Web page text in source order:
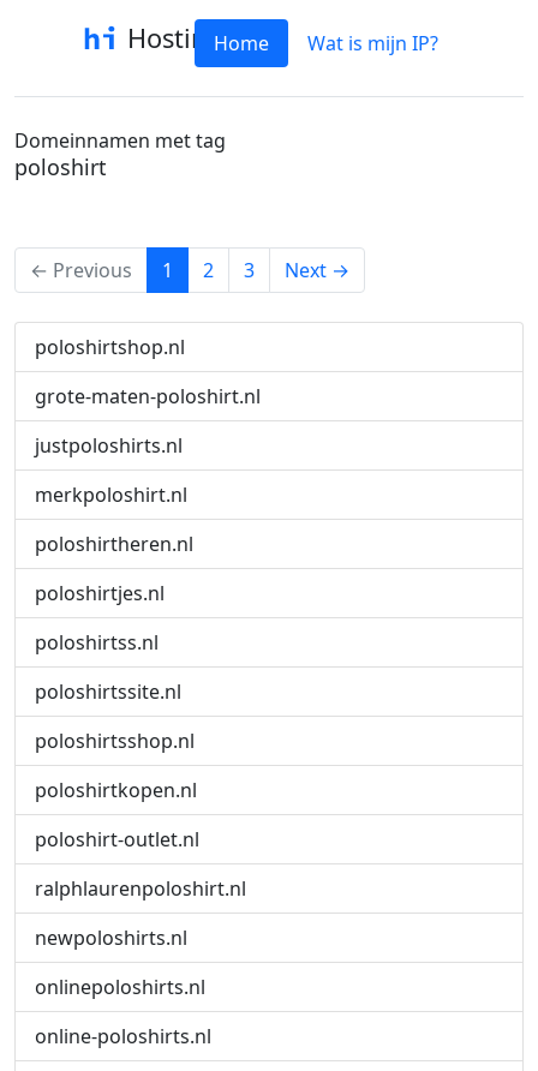
HostinfoHome Wat is mijn IP?
Domeinnamen met tag
poloshirt
← Previous 1 (current)
2 3 Next →
poloshirtshop.nl
grote-maten-poloshirt.nl
justpoloshirts.nl
merkpoloshirt.nl
poloshirtheren.nl
poloshirtjes.nl
poloshirtss.nl
poloshirtssite.nl
poloshirtsshop.nl
poloshirtkopen.nl
poloshirt-outlet.nl
ralphlaurenpoloshirt.nl
newpoloshirts.nl
onlinepoloshirts.nl
online-poloshirts.nl